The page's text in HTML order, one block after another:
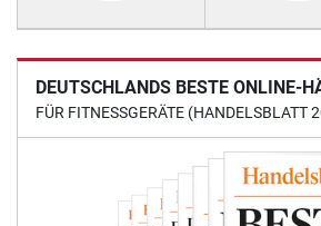
DEUTSCHLANDS BESTE ONLINE-
FÜR FITNESSGERÄTE (HANDELSBLATT